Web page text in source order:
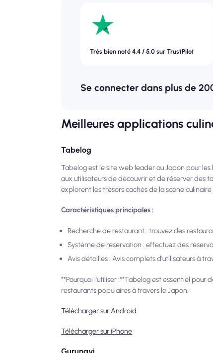
Très bien noté 4.4 / 5.0 sur TrustPilot
Se connecter dans plus de
Meilleures applications
Tabelog
Tabelog est le site web leader au Japon pour
aux utilisateurs de découvrir et de réserver des
explorent les trésors cachés de la scène
Caractéristiques principales :
Recherche de restaurant : trouvez des
Système de réservation : effectuez des
Avis détaillés : Avis complets d'utilisateurs à
**Pourquoi l'utiliser :**Tabelog est essentiel pour
restaurants populaires à travers le Japon.
Télécharger sur Android
Télécharger sur iPhone